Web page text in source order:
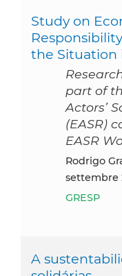
Study on
the Situation
part of
Actors’
(EASR)
EASR
Rodrigo Gravina Prates Junqueira,
settembre
GRESP
A